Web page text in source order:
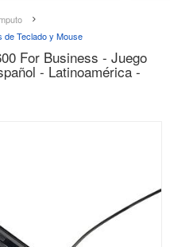
de Teclado y Mouse
For Business - Juego
- Latinoamérica -